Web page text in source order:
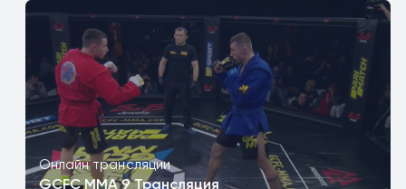
Онлайн трансляции
GCFC MMA 9 Трансляция